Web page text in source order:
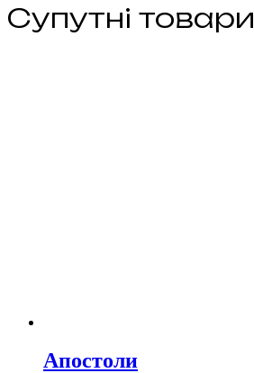
Супутні товари
Апостоли